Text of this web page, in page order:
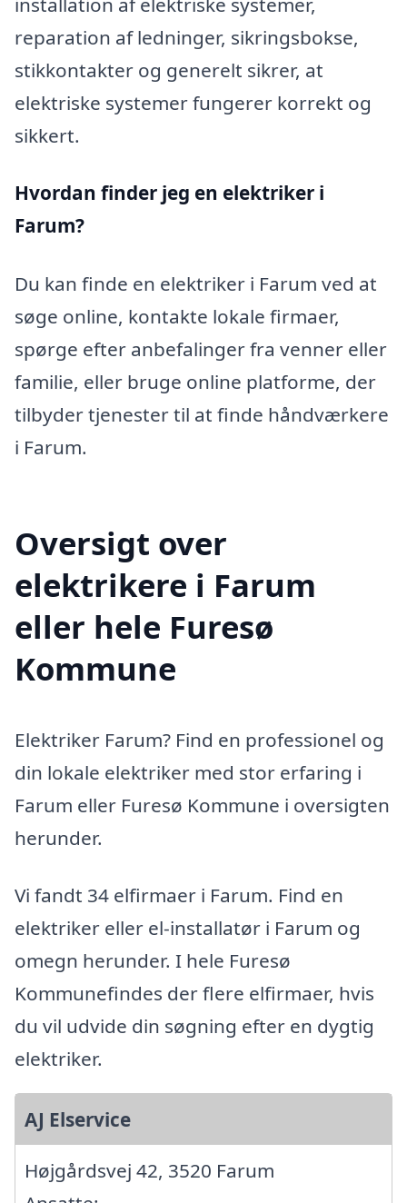
reparation af ledninger, sikringsbokse,
stikkontakter og generelt sikrer, at
elektriske systemer fungerer korrekt og
sikkert.
Hvordan finder jeg en elektriker i
Farum?
Du kan finde en elektriker i Farum ved at
søge online, kontakte lokale firmaer,
spørge efter anbefalinger fra venner eller
familie, eller bruge online platforme, der
tilbyder tjenester til at finde håndværkere
i Farum.
Oversigt over
elektrikere i Farum
eller hele Furesø
Kommune
Elektriker Farum? Find en professionel og
din lokale elektriker med stor erfaring i
Farum eller Furesø Kommune i oversigten
herunder.
Vi fandt 34 elfirmaer i Farum. Find en
elektriker eller el-installatør i Farum og
omegn herunder. I hele Furesø
Kommunefindes der flere elfirmaer, hvis
du vil udvide din søgning efter en dygtig
elektriker.
AJ Elservice
Højgårdsvej 42, 3520 Farum